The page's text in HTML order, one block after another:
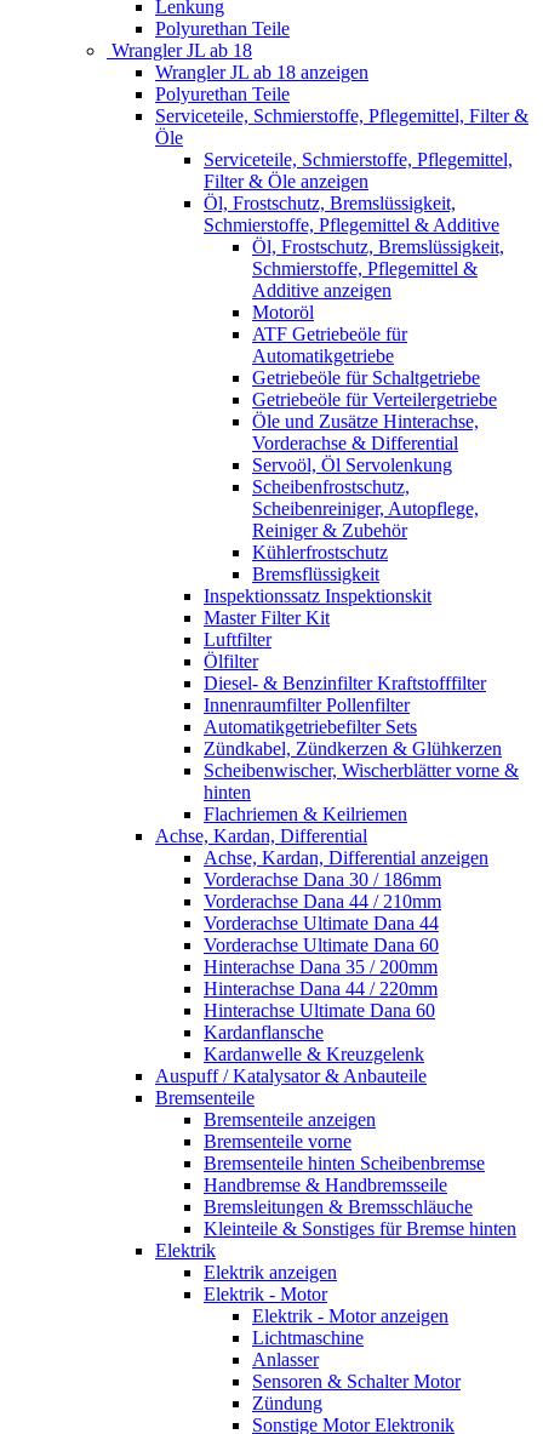
Lenkung
Polyurethan Teile
Wrangler JL ab 18
Wrangler JL ab 18 anzeigen
Polyurethan Teile
Serviceteile, Schmierstoffe, Pflegemittel, Filter &
Öle
Serviceteile, Schmierstoffe, Pflegemittel,
Filter & Öle anzeigen
Öl, Frostschutz, Bremslüssigkeit,
Schmierstoffe, Pflegemittel & Additive
Öl, Frostschutz, Bremslüssigkeit,
Schmierstoffe, Pflegemittel &
Additive anzeigen
Motoröl
ATF Getriebeöle für
Automatikgetriebe
Getriebeöle für Schaltgetriebe
Getriebeöle für Verteilergetriebe
Öle und Zusätze Hinterachse,
Vorderachse & Differential
Servoöl, Öl Servolenkung
Scheibenfrostschutz,
Scheibenreiniger, Autopflege,
Reiniger & Zubehör
Kühlerfrostschutz
Bremsflüssigkeit
Inspektionssatz Inspektionskit
Master Filter Kit
Luftfilter
Ölfilter
Diesel- & Benzinfilter Kraftstofffilter
Innenraumfilter Pollenfilter
Automatikgetriebefilter Sets
Zündkabel, Zündkerzen & Glühkerzen
Scheibenwischer, Wischerblätter vorne &
hinten
Flachriemen & Keilriemen
Achse, Kardan, Differential
Achse, Kardan, Differential anzeigen
Vorderachse Dana 30 / 186mm
Vorderachse Dana 44 / 210mm
Vorderachse Ultimate Dana 44
Vorderachse Ultimate Dana 60
Hinterachse Dana 35 / 200mm
Hinterachse Dana 44 / 220mm
Hinterachse Ultimate Dana 60
Kardanflansche
Kardanwelle & Kreuzgelenk
Auspuff / Katalysator & Anbauteile
Bremsenteile
Bremsenteile anzeigen
Bremsenteile vorne
Bremsenteile hinten Scheibenbremse
Handbremse & Handbremsseile
Bremsleitungen & Bremsschläuche
Kleinteile & Sonstiges für Bremse hinten
Elektrik
Elektrik anzeigen
Elektrik - Motor
Elektrik - Motor anzeigen
Lichtmaschine
Anlasser
Sensoren & Schalter Motor
Zündung
Sonstige Motor Elektronik